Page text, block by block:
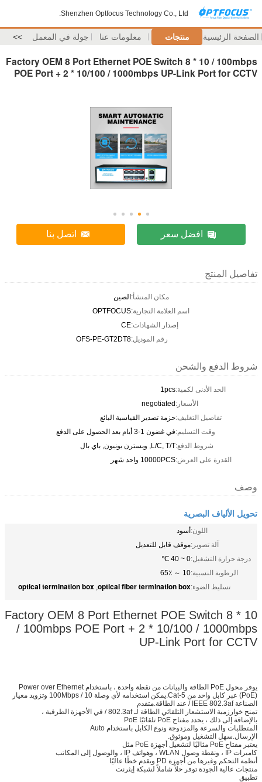
Shenzhen Optfocus Technology Co., Ltd.
الصفحة الرئيسية منتجات معلومات عنا جولة في المعمل >>
Factory OEM 8 Port Ethernet POE Switch 8 * 10 / 100mbps
POE Port + 2 * 10/100 / 1000mbps UP-Link Port for CCTV
افضل سعر اتصل بنا
تفاصيل المنتج
مكان المنشأ:الصين
اسم العلامة التجارية:OPTFOCUS
إصدار الشهادات:CE
رقم الموديل:OFS-PE-GT2DT8
شروط الدفع والشحن
الحد الأدنى لكمية:1pcs
الأسعار:negotiated
تفاصيل التغليف:حزمة تصدير القياسية البائع
وقت التسليم:في غضون 1-3 أيام بعد الحصول على الدفع
شروط الدفع:L/C, T/T, ويسترن يونيون, باي بال
القدرة على العرض:10000PCS واحد شهر
وصف
تحويل الألياف البصرية
اللون:أسود
آلة تصوير:موقف قابل للتعديل
درجة حرارة التشغيل:0 ~ 40 ℃
الرطوبة النسبية:10 ～ 65٪
تسليط الضوء:optical fiber termination box
,
optical termination box
Factory OEM 8 Port Ethernet POE Switch 8 * 10
/ 100mbps POE Port + 2 * 10/100 / 1000mbps
UP-Link Port for CCTV
يوفر محول PoE الطاقة والبيانات من نقطة واحدة ، باستخدام Power over Ethernet
(PoE) عبر كابل واحد من Cat-5.يمكن استخدامه لأي وصلة 10 / 100Mbps وتزويد معيار
الصناعة IEEE 802.3af / عند الطاقة.متقدم
تمنح خوارزمية الاستشعار التلقائي الطاقة لـ 802.3af / في الأجهزة الطرفية ،
بالإضافة إلى ذلك ، يحدد مفتاح PoE تلقائيًا PoE
المتطلبات والسرعة والمزدوجة ونوع الكابل باستخدام Auto
الإرسال.سهل التشغيل وموثوق.
يعتبر مفتاح PoE مثاليًا لتشغيل أجهزة PoE مثل
كاميرات IP ، ونقطة وصول WLAN ، وهواتف IP ، والوصول إلى المكاتب
أنظمة التحكم وغيرها من أجهزة PD ويقدم خطًا عاليًا
منتجات عالية الجودة توفر حلاً شاملاً لشبكة إيثرنت
تطبيق